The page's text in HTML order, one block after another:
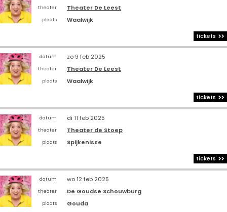
theater Theater De Leest
plaats
Waalwijk
tickets
datum zo 9 feb 2025
theater Theater De Leest
plaats
Waalwijk
tickets
datum di 11 feb 2025
theater Theater de Stoep
plaats
Spijkenisse
tickets
datum wo 12 feb 2025
theater De Goudse Schouwburg
plaats
Gouda